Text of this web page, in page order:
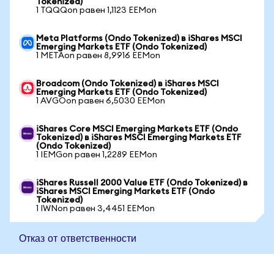
Tokenized)
1 TQQQon равен 1,1123 EEMon
Meta Platforms (Ondo Tokenized) в iShares MSCI
Emerging Markets ETF (Ondo Tokenized)
1 METAon равен 8,9916 EEMon
Broadcom (Ondo Tokenized) в iShares MSCI
Emerging Markets ETF (Ondo Tokenized)
1 AVGOon равен 6,5030 EEMon
iShares Core MSCI Emerging Markets ETF (Ondo
Tokenized) в iShares MSCI Emerging Markets ETF
(Ondo Tokenized)
1 IEMGon равен 1,2289 EEMon
iShares Russell 2000 Value ETF (Ondo Tokenized) в
iShares MSCI Emerging Markets ETF (Ondo
Tokenized)
1 IWNon равен 3,4451 EEMon
Отказ от ответственности